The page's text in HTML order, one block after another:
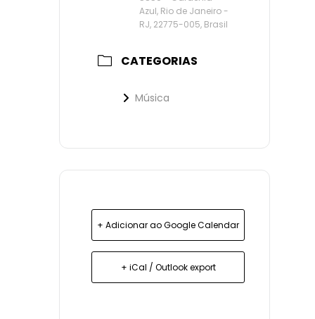
Azul, Rio de Janeiro -
RJ, 22775-005, Brasil
CATEGORIAS
Música
+ Adicionar ao Google Calendar
+ iCal / Outlook export